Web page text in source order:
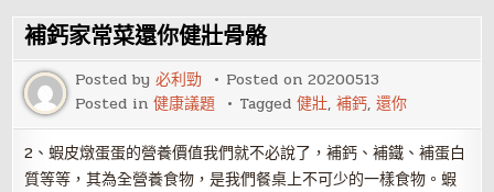
吃
出
健
壯
種
子
補鈣家常菜還你健壯骨骼
Posted by必利勁 Posted on20200513
Posted in健康議題 Tagged健壯,補鈣,還你
2、蝦皮燉蛋蛋的營養價值我們就不必說了，補鈣、補鐵、補蛋白
質等等，其為全營養食物，是我們餐桌上不可少的一樣食物。蝦